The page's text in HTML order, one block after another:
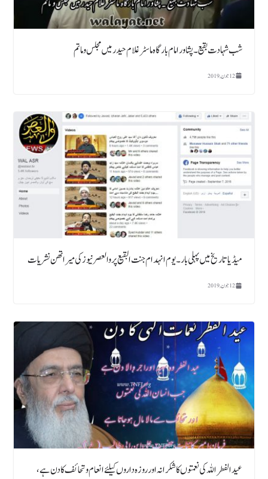
شب شہادت بقیع ۔ پشاور امام بارگاہ ماسٹر غلام حیدر میں مجلس و ماتم
12 جون, 2019
میڈیا تاریخ میں پہلی بار ۔ یوم انہدام جنت البقیع پر والعصر نیوز کی میرا تھن نشریات
12 جون, 2019
عید الفطر اللہ کی نعمتوں کاشکرانہ اور روزہ داروں کیلئے انعام و تحائف کا دن ہے ،